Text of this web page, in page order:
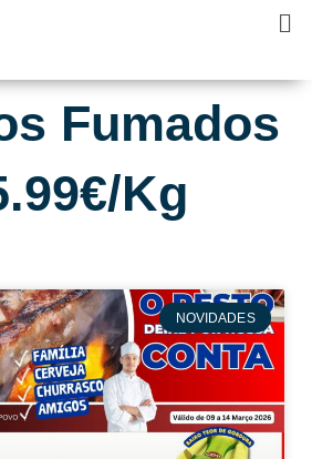
Fumados
Kg
NOVIDADES